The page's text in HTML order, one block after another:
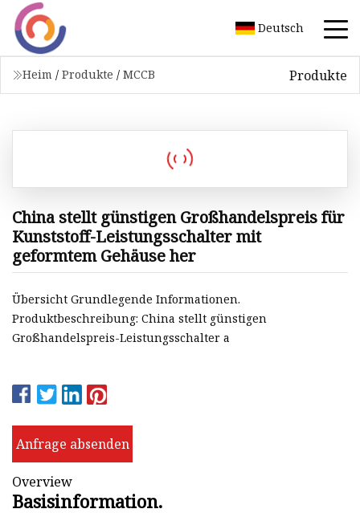
Deutsch
Heim / Produkte / MCCB Produkte
China stellt günstigen Großhandelspreis für
Kunststoff-Leistungsschalter mit
geformtem Gehäuse her
Übersicht Grundlegende Informationen.
Produktbeschreibung: China stellt günstigen
Großhandelspreis-Leistungsschalter a
Anfrage absenden
Overview
Basisinformation.